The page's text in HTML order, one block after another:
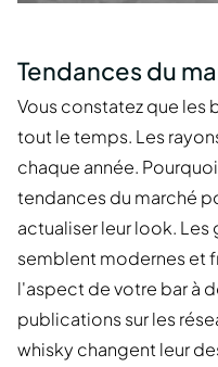
Tendances du
Vous constatez que les
tout le temps. Les
chaque année.
tendances du marché
actualiser leur look.
semblent modernes et
l'aspect de votre bar à
publications sur les
whisky changent leur